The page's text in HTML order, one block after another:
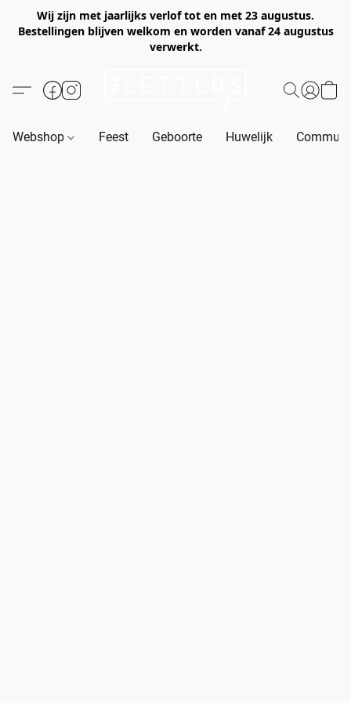
Wij zijn met jaarlijks verlof tot en met 23 augustus.
Bestellingen blijven welkom en worden vanaf 24 augustus
verwerkt.
Webshop Feest Geboorte Huwelijk